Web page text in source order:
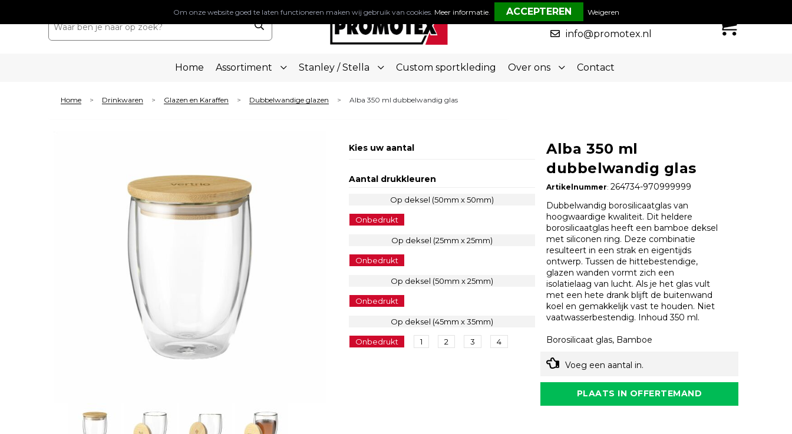
050-5773636
info@promotex.nl
Home Assortiment Stanley / Stella Custom sportkleding Over ons Contact
Home > Drinkwaren > Glazen en Karaffen > Dubbelwandige glazen > Alba 350 ml dubbelwandig glas
Kies uw aantal
Aantal drukkleuren
Op deksel (50mm x 50mm)
Onbedrukt
Op deksel (25mm x 25mm)
Onbedrukt
Op deksel (50mm x 25mm)
Onbedrukt
Op deksel (45mm x 35mm)
Onbedrukt 1 2 3 4
Alba 350 ml
dubbelwandig glas
Artikelnummer: 264734-970999999
Dubbelwandig borosilicaatglas van
hoogwaardige kwaliteit. Dit heldere
borosilicaatglas heeft een bamboe deksel
met siliconen ring. Deze combinatie
resulteert in een strak en eigentijds
ontwerp. Tussen de hittebestendige,
glazen wanden vormt zich een
isolatielaag van lucht. Als je het glas vult
met een hete drank blijft de buitenwand
koel en gemakkelijk vast te houden. Niet
vaatwasserbestendig. Inhoud 350 ml.
Borosilicaat glas, Bamboe
Voeg een aantal in.
PLAATS IN OFFERTEMAND
Om onze website goed te laten functioneren maken wij gebruik van cookies. Meer informatie. Weigeren